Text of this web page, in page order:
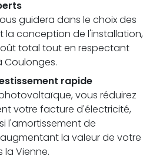
guidera dans le choix des
la conception de l'installation,
total tout en respectant
rapide
vous réduirez
votre facture d'électricité,
l'amortissement de
la valeur de votre
Vienne.